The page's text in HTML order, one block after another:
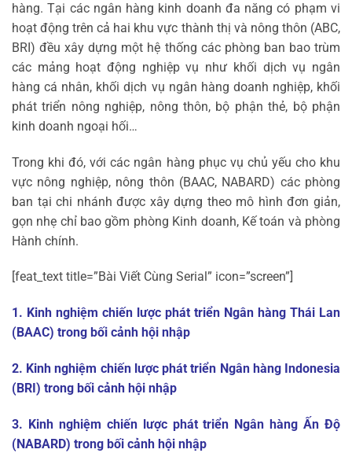
hàng. Tại các ngân hàng kinh doanh đa năng có phạm vi
hoạt động trên cả hai khu vực thành thị và nông thôn (ABC,
BRI) đều xây dựng một hệ thống các phòng ban bao trùm
các mảng hoạt động nghiệp vụ như khối dịch vụ ngân
hàng cá nhân, khối dịch vụ ngân hàng doanh nghiệp, khối
phát triển nông nghiệp, nông thôn, bộ phận thẻ, bộ phận
kinh doanh ngoại hối…
Trong khi đó, với các ngân hàng phục vụ chủ yếu cho khu
vực nông nghiệp, nông thôn (BAAC, NABARD) các phòng
ban tại chi nhánh được xây dựng theo mô hình đơn giản,
gọn nhẹ chỉ bao gồm phòng Kinh doanh, Kế toán và phòng
Hành chính.
[feat_text title=”Bài Viết Cùng Serial” icon=”screen”]
1. Kinh nghiệm chiến lược phát triển Ngân hàng Thái Lan
(BAAC) trong bối cảnh hội nhập
2. Kinh nghiệm chiến lược phát triển Ngân hàng Indonesia
(BRI) trong bối cảnh hội nhập
3. Kinh nghiệm chiến lược phát triển Ngân hàng Ấn Độ
(NABARD) trong bối cảnh hội nhập